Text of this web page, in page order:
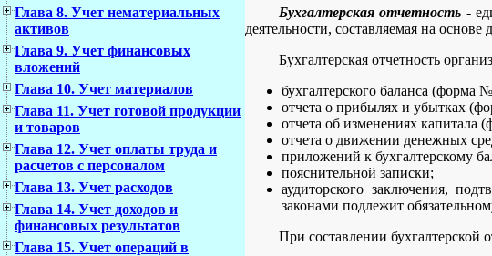
Глава 8. Учет нематериальных
активов
Глава 9. Учет финансовых
вложений
Глава 10. Учет материалов
Глава 11. Учет готовой продукции
и товаров
Глава 12. Учет оплаты труда и
расчетов с персоналом
Глава 13. Учет расходов
Глава 14. Учет доходов и
финансовых результатов
Глава 15. Учет операций в
Бухгалтерская отчетность -
деятельности, составляемая на
Бухгалтерская отчетность
бухгалтерского баланса (форма
отчета о прибылях и убытках
отчета об изменениях капитала
отчета о движении денежных
приложений к бухгалтерскому
пояснительной записки;
аудиторского заключения,
законами подлежит
При составлении бухгалтерской